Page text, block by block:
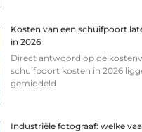
Kosten van een schuifpoort
in 2026
Direct antwoord op de
schuifpoort kosten in 2026
gemiddeld
Industriële fotograaf: welke